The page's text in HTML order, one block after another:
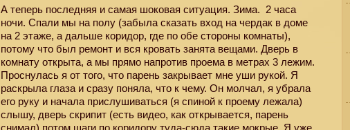
А теперь последняя и самая шоковая ситуация. Зима. 2 часа
ночи. Спали мы на полу (забыла сказать вход на чердак в доме
на 2 этаже, а дальше коридор, где по обе стороны комнаты),
потому что был ремонт и вся кровать занята вещами. Дверь в
комнату открыта, а мы прямо напротив проема в метрах 3 лежим.
Проснулась я от того, что парень закрывает мне уши рукой. Я
раскрыла глаза и сразу поняла, что к чему. Он молчал, я убрала
его руку и начала прислушиваться (я спиной к проему лежала)
слышу, дверь скрипит (есть видео, как открывается, парень